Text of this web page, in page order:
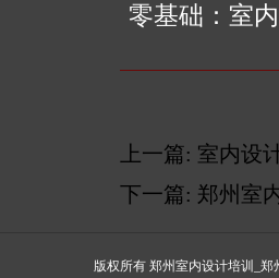
零基础：室
上一篇: 室内设
下一篇: 郑州室
版权所有 郑州室内设计培训_